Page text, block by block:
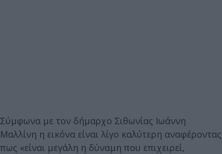
Σύμφωνα με τον δήμαρχο Σιθωνίας Ιωάννη
Μαλλίνη η εικόνα είναι λίγο καλύτερη αναφέροντας
πως «είναι μεγάλη η δύναμη που επιχειρεί,